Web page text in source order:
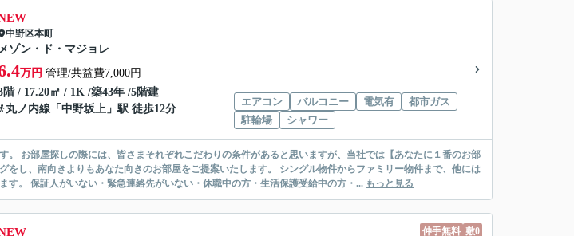
中野区本町
ゾン・ド・マジョレ
万円 管理/共益費7,000円
階 / 17.20㎡ / 1K /築43年 /5階建
丸ノ内線 「 中野坂上 」駅 徒歩12分
エアコン バルコニー 電気有
都市ガス
駐輪場
シャワー
１番のお部
もあなた向きのお部屋をご提案いたします。 シングル物件からファミリー物件まで、他には
無い賃貸物件を豊富にご紹介しております。 保証人がいない・緊急連絡先がいない・休職中の方・生活保護受給中の方・... もっと見る
仲手無料 敷0